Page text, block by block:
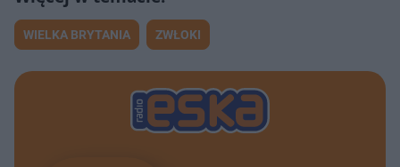
WIELKA BRYTANIA ZWŁOKI